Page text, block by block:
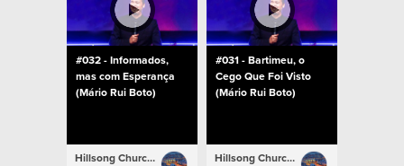
#032 - Informados,
mas com Esperança
(Mário Rui Boto)
Hillsong Church Portugal
#031 - Bartimeu, o
Cego Que Foi Visto
(Mário Rui Boto)
Hillsong Church Portugal